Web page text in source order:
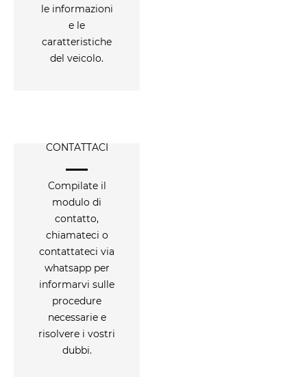
le informazioni
e le
caratteristiche
del veicolo.
CONTATTACI
Compilate il
modulo di
contatto,
chiamateci o
contattateci via
whatsapp per
informarvi sulle
procedure
necessarie e
risolvere i vostri
dubbi.